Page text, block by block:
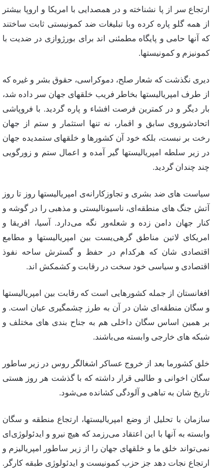
ارتجاع‌ سر از پا نشناخته‌ و در همصدایی‌ با امریكا و اروپا بیشتر
از همه‌ گلو پاره‌ كرده‌ وبا تبلیغات‌ ضد كمونیستی‌ ثابت‌ ساختند
كه‌ آنها حامی‌ و پایگاه‌ مطمئنی‌ اند برای‌ بورژوازی‌ در ضدیت‌ با
كمونیزم‌ و كمونیستها.
دیری‌ نگذشت‌ كه‌ شعار صلح‌، دموكراسی‌، حقوق‌ بشر و غیره‌ كه‌
از طرف‌ امپریالیستها بخاطر فریب‌ خلقهای‌ جهان‌ سر داده‌ شد،
بار دیگر و در كمترین‌ فرصت‌ افشاء و پاره‌ گردید. با فروپاشی‌
اتحادشوروی‌ سابق‌ و اقمار، نه‌ تنها استثمار و ستم‌ از جهان‌
رخت‌ بر نبست‌، بلكه‌ خود آن‌ كشورها و خلقهای‌ ستمدیده‌ جهان‌
در زیر سلطه‌ امپریالیستها گیر آمده‌ و اعمال‌ ستم‌ و زورگویی‌
چند چندان‌ گردید.
سیاست‌ های‌ ضد بشری‌ و تجاوزكارانه‌ی‌ امپریالیستها روز تا روز
آتش‌ جنگ‌ های‌ منطقه‌ای‌، ناسیونالیستی‌ و مذهبی‌ را در گوشه‌ و
كنار جهان‌ دامن‌ زده‌ و شعله‌ور نگه‌ می‌دارد. آسیا، افریقا و
امریكای‌ لاتین‌ مناطق‌ گرهی‌یست‌ بین‌ امپریالیستها و مطامع‌
اقتصادی‌ شان‌ كه‌ هركدام‌ در حفظ‌ و گسترش‌ ساحه‌ نفوذ
اقتصادی‌ و سیاسی‌ خود سخت‌ در رقابت‌ و كشمكش‌ اند.
افغانستان‌ از جمله‌ كشورهایی‌ است‌ كه‌ رقابت‌ بین‌ امپریالیستها
و سگان‌ منطقه‌ای‌ شان‌ در آن‌ به‌ طرز چشمگیری‌ عیان‌ است‌. و
بر همین‌ اساس‌ سگان‌ داخلی‌ هم‌ به‌ جناح‌ بندی‌ های‌ مختلف‌ و
شبكه‌ های‌ خارجی‌ وابسته‌ می‌باشند.
خلق‌ كشورما بعد از خروج‌ عساكر اشغالگر روس‌ در زیر ساطور
سگان‌ اخوانی‌ و طالبی‌ قرار داشته‌ كه‌ با گذشت‌ هر روز هستی‌
تاریخ‌ شان‌ به‌ تباهی‌ و آلودگی‌ كشانده‌ می‌شود.
سازمان‌ با تحلیل‌ از وضع‌ امپریالیستها، ارتجاع‌ منطقه‌ و سگان‌
وابسته‌ به‌ آنها با این‌ اعتقاد می‌رزمد كه‌ هیچ‌ نیرو و ایدئولوژی‌ای‌
نمی‌تواند خلق‌ ما و خلقهای‌ جهان‌ را از زیر ساطور امپریالیزم‌ و
ارتجاع‌ نجات‌ دهد جز حزب‌ كمونیست‌ و ایدئولوژی‌ طبقه‌ كارگر.